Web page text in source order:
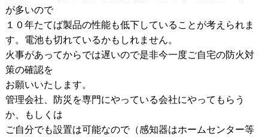
が多いので
１０年たてば製品の性能も低下していることが考えられま
す。電池も切れているかもしれません。
火事があってからでは遅いので是非今一度ご自宅の防火対
策の確認を
お願いいたします。
管理会社、防災を専門にやっている会社にやってもらう
か、もしくは
ご自分でも設置は可能なので（感知器はホームセンター等